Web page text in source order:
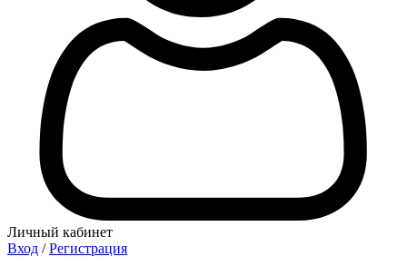
Личный кабинет
Вход / Регистрация